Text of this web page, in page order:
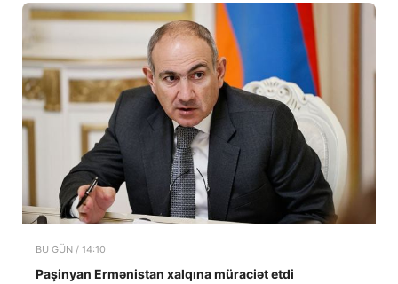
BU GÜN / 14:10
Paşinyan Ermənistan xalqına müraciət etdi